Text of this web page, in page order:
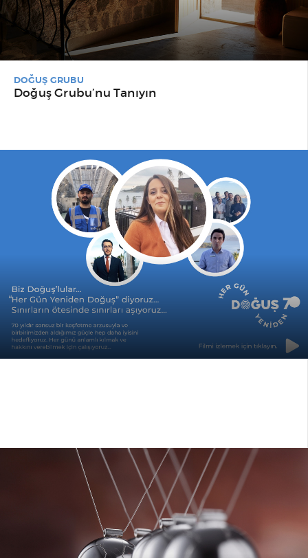
DOĞUŞ GRUBU
Doğuş Grubu’nu Tanıyın